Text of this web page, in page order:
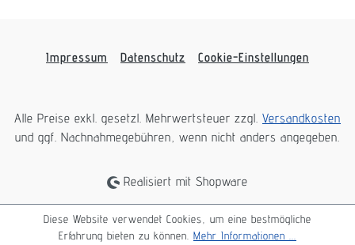
Impressum Datenschutz Cookie-Einstellungen
Alle Preise exkl. gesetzl. Mehrwertsteuer zzgl. Versandkosten
und ggf. Nachnahmegebühren, wenn nicht anders angegeben.
Realisiert mit Shopware
Diese Website verwendet Cookies, um eine bestmögliche
Erfahrung bieten zu können. Mehr Informationen ...